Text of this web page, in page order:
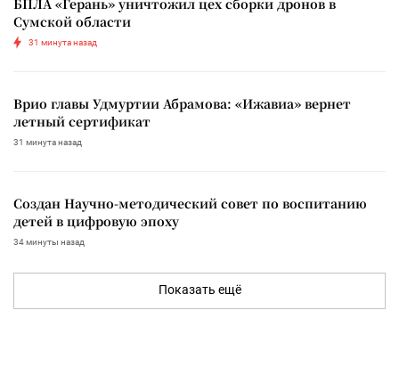
Сумской области
31 минута назад
Врио главы Удмуртии Абрамова: «Ижавиа» вернет
летный сертификат
31 минута назад
Создан Научно-методический совет по воспитанию
детей в цифровую эпоху
34 минуты назад
Показать ещё